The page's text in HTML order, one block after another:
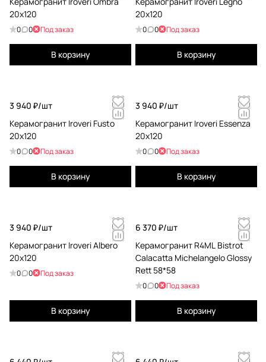
20x120
0 0 Под заказ
В корзину
20x120
0 0 Под заказ
В корзину
3 940 ₽/шт
Керамогранит Iroveri Fusto
20x120
0 0 Под заказ
В корзину
3 940 ₽/шт
Керамогранит Iroveri Essenza
20x120
0 0 Под заказ
В корзину
3 940 ₽/шт
Керамогранит Iroveri Albero
20x120
0 0 Под заказ
В корзину
6 370 ₽/шт
Керамогранит R4ML Bistrot
Calacatta Michelangelo Glossy
Rett 58*58
0 0 Под заказ
В корзину